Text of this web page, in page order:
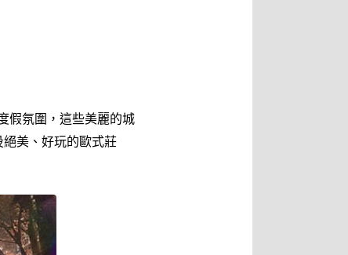
假氛圍，這些美麗的城
美、好玩的歐式莊